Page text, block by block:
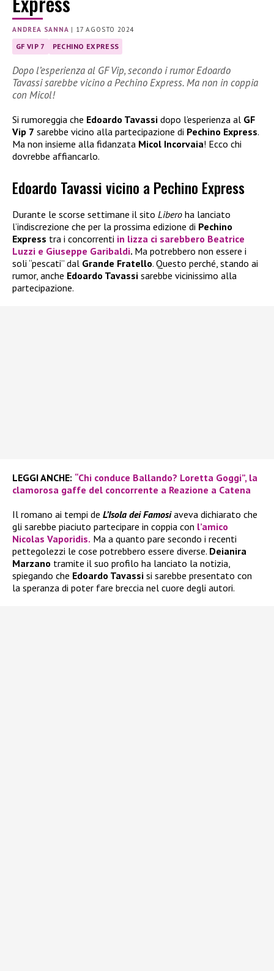
ANDREA SANNA | 17 AGOSTO 2024
GF VIP 7 PECHINO EXPRESS
Dopo l’esperienza al GF Vip, secondo i rumor Edoardo
Tavassi sarebbe vicino a Pechino Express. Ma non in coppia
con Micol!
Si rumoreggia che Edoardo Tavassi dopo l’esperienza al GF
Vip 7 sarebbe vicino alla partecipazione di Pechino Express.
Ma non insieme alla fidanzata Micol Incorvaia! Ecco chi
dovrebbe affiancarlo.
Edoardo Tavassi vicino a Pechino Express
Durante le scorse settimane il sito Libero ha lanciato
l’indiscrezione che per la prossima edizione di Pechino
Express tra i concorrenti in lizza ci sarebbero Beatrice
Luzzi e Giuseppe Garibaldi. Ma potrebbero non essere i
soli “pescati” dal Grande Fratello. Questo perché, stando ai
rumor, anche Edoardo Tavassi sarebbe vicinissimo alla
partecipazione.
LEGGI ANCHE: “Chi conduce Ballando? Loretta Goggi”, la
clamorosa gaffe del concorrente a Reazione a Catena
Il romano ai tempi de L’Isola dei Famosiaveva dichiarato che
gli sarebbe piaciuto partecipare in coppia con l’amico
Nicolas Vaporidis. Ma a quanto pare secondo i recenti
pettegolezzi le cose potrebbero essere diverse. Deianira
Marzano tramite il suo profilo ha lanciato la notizia,
spiegando che Edoardo Tavassi si sarebbe presentato con
la speranza di poter fare breccia nel cuore degli autori.